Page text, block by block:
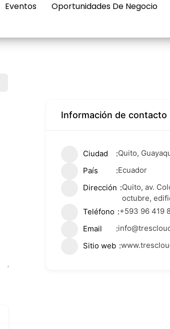
Eventos Oportunidades De Negocio
Información de contacto
Ciudad
Quito,
País
Ecuador
Dirección
Quito, av.
octubre,
Teléfono +593 96 419
Email
Sitio web